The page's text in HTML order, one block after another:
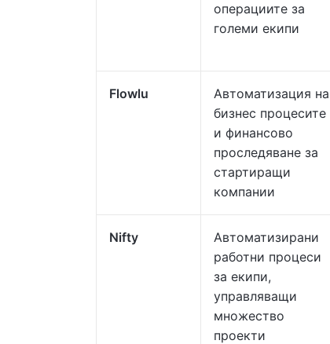
операциите за
големи екипи
Flowlu
Автоматизация на
бизнес процесите
и финансово
проследяване за
стартиращи
компании
Nifty
Автоматизирани
работни процеси
за екипи,
управляващи
множество
проекти